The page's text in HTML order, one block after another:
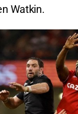
Watkin.